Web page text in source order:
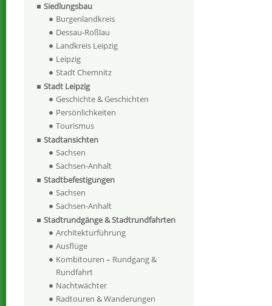
Siedlungsbau
Burgenlandkreis
Dessau-Roßlau
Landkreis Leipzig
Leipzig
Stadt Chemnitz
Stadt Leipzig
Geschichte & Geschichten
Persönlichkeiten
Tourismus
Stadtansichten
Sachsen
Sachsen-Anhalt
Stadtbefestigungen
Sachsen
Sachsen-Anhalt
Stadtrundgänge & Stadtrundfahrten
Architekturführung
Ausflüge
Kombitouren – Rundgang &
Rundfahrt
Nachtwächter
Radtouren & Wanderungen